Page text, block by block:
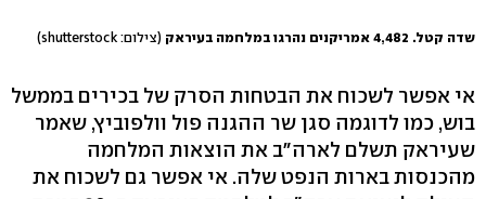
שדה קטל. 4,482 אמריקנים נהרגו במלחמה בעיראק (צילום: shutterstock)
אי אפשר לשכוח את הבטחות הסרק של בכירים בממשל
בוש, כמו לדוגמה סגן שר ההגנה פול וולפוביץ, שאמר
שעיראק תשלם לארה"ב את הוצאות המלחמה
מהכנסות בארות הנפט שלה. אי אפשר גם לשכוח את